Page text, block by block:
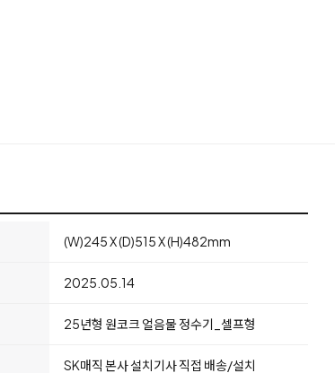
(W)245 X (D)515 X (H)482mm
2025.05.14
25년형 원코크 얼음물 정수기_셀프형
SK매직 본사 설치기사 직접 배송/설치